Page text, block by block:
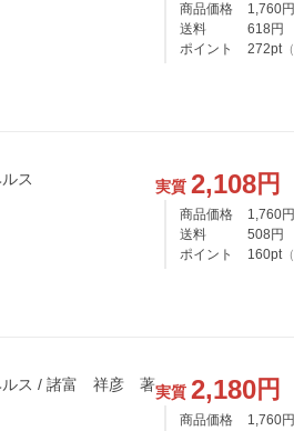
商品価格 1,760円
送料
618 円
ポイント
272pt（
ス 実質 2,108円
商品価格 1,760円
送料
508 円
ポイント
160pt（
ルス / 諸富 祥彦 著実質 2,180円
商品価格 1,760円